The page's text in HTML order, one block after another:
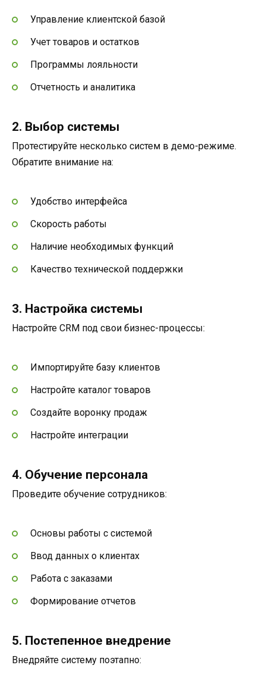
Управление клиентской базой
Учет товаров и остатков
Программы лояльности
Отчетность и аналитика
2. Выбор системы
Протестируйте несколько систем в демо-режиме.
Обратите внимание на:
Удобство интерфейса
Скорость работы
Наличие необходимых функций
Качество технической поддержки
3. Настройка системы
Настройте CRM под свои бизнес-процессы:
Импортируйте базу клиентов
Настройте каталог товаров
Создайте воронку продаж
Настройте интеграции
4. Обучение персонала
Проведите обучение сотрудников:
Основы работы с системой
Ввод данных о клиентах
Работа с заказами
Формирование отчетов
5. Постепенное внедрение
Внедряйте систему поэтапно: